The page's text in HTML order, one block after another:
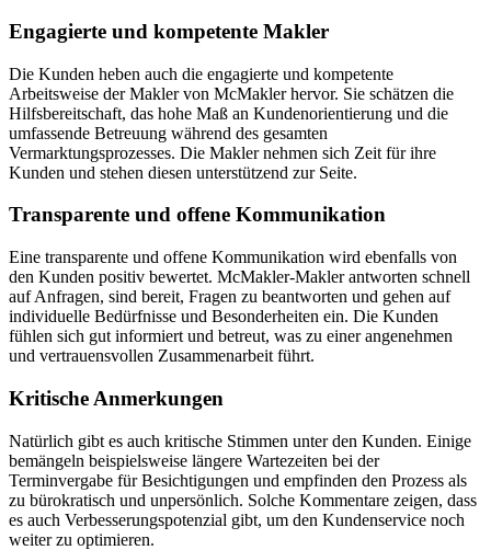
Engagierte und kompetente Makler
Die Kunden heben auch die engagierte und kompetente
Arbeitsweise der Makler von McMakler hervor. Sie schätzen die
Hilfsbereitschaft, das hohe Maß an Kundenorientierung und die
umfassende Betreuung während des gesamten
Vermarktungsprozesses. Die Makler nehmen sich Zeit für ihre
Kunden und stehen diesen unterstützend zur Seite.
Transparente und offene Kommunikation
Eine transparente und offene Kommunikation wird ebenfalls von
den Kunden positiv bewertet. McMakler-Makler antworten schnell
auf Anfragen, sind bereit, Fragen zu beantworten und gehen auf
individuelle Bedürfnisse und Besonderheiten ein. Die Kunden
fühlen sich gut informiert und betreut, was zu einer angenehmen
und vertrauensvollen Zusammenarbeit führt.
Kritische Anmerkungen
Natürlich gibt es auch kritische Stimmen unter den Kunden. Einige
bemängeln beispielsweise längere Wartezeiten bei der
Terminvergabe für Besichtigungen und empfinden den Prozess als
zu bürokratisch und unpersönlich. Solche Kommentare zeigen, dass
es auch Verbesserungspotenzial gibt, um den Kundenservice noch
weiter zu optimieren.